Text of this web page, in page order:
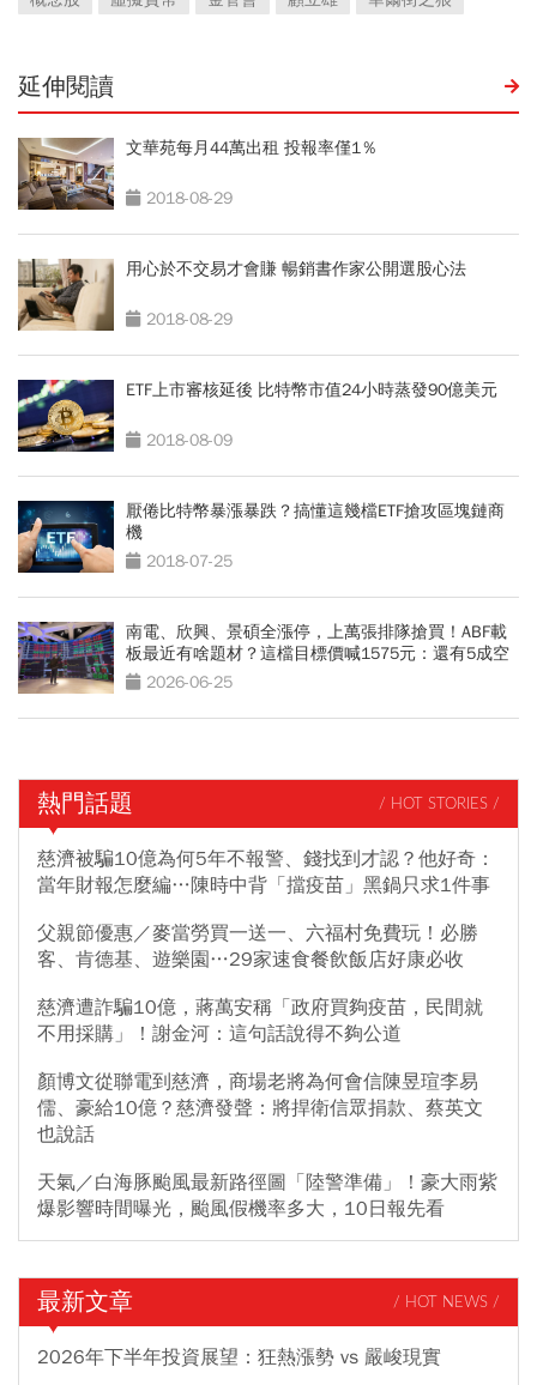
延伸閱讀
文華苑每月44萬出租 投報率僅1％
2018-08-29
用心於不交易才會賺 暢銷書作家公開選股心法
2018-08-29
ETF上市審核延後 比特幣市值24小時蒸發90億美元
2018-08-09
厭倦比特幣暴漲暴跌？搞懂這幾檔ETF搶攻區塊鏈商
機
2018-07-25
南電、欣興、景碩全漲停，上萬張排隊搶買！ABF載
板最近有啥題材？這檔目標價喊1575元：還有5成空
間 2026-06-25
熱門話題 / HOT STORIES /
慈濟被騙10億為何5年不報警、錢找到才認？他好奇：
當年財報怎麼編…陳時中背「擋疫苗」黑鍋只求1件事
父親節優惠／麥當勞買一送一、六福村免費玩！必勝
客、肯德基、遊樂園…29家速食餐飲飯店好康必收
慈濟遭詐騙10億，蔣萬安稱「政府買夠疫苗，民間就
不用採購」！謝金河：這句話說得不夠公道
顏博文從聯電到慈濟，商場老將為何會信陳昱瑄李易
儒、豪給10億？慈濟發聲：將捍衛信眾捐款、蔡英文
也說話
天氣／白海豚颱風最新路徑圖「陸警準備」！豪大雨紫
爆影響時間曝光，颱風假機率多大，10日報先看
最新文章 / HOT NEWS /
2026年下半年投資展望：狂熱漲勢 vs 嚴峻現實